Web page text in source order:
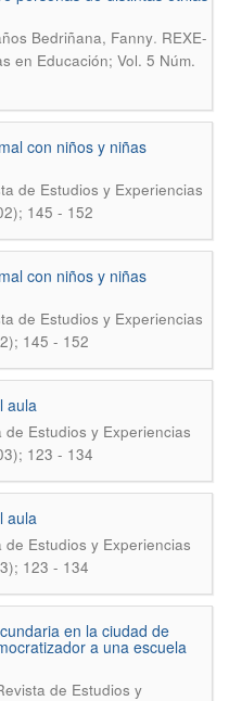
Bedriñana, Fanny. REXE-
en Educación; Vol. 5 Núm.
con niños y niñas
de Estudios y Experiencias
145 - 152
con niños y niñas
de Estudios y Experiencias
145 - 152
aula
de Estudios y Experiencias
123 - 134
aula
de Estudios y Experiencias
123 - 134
en la ciudad de
a una escuela
de Estudios y